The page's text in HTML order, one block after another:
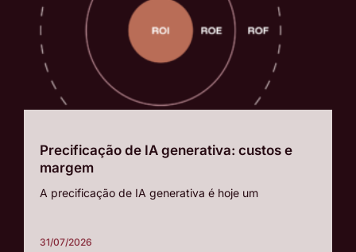
Precificação de IA generativa: custos e
margem
A precificação de IA generativa é hoje um
31/07/2026